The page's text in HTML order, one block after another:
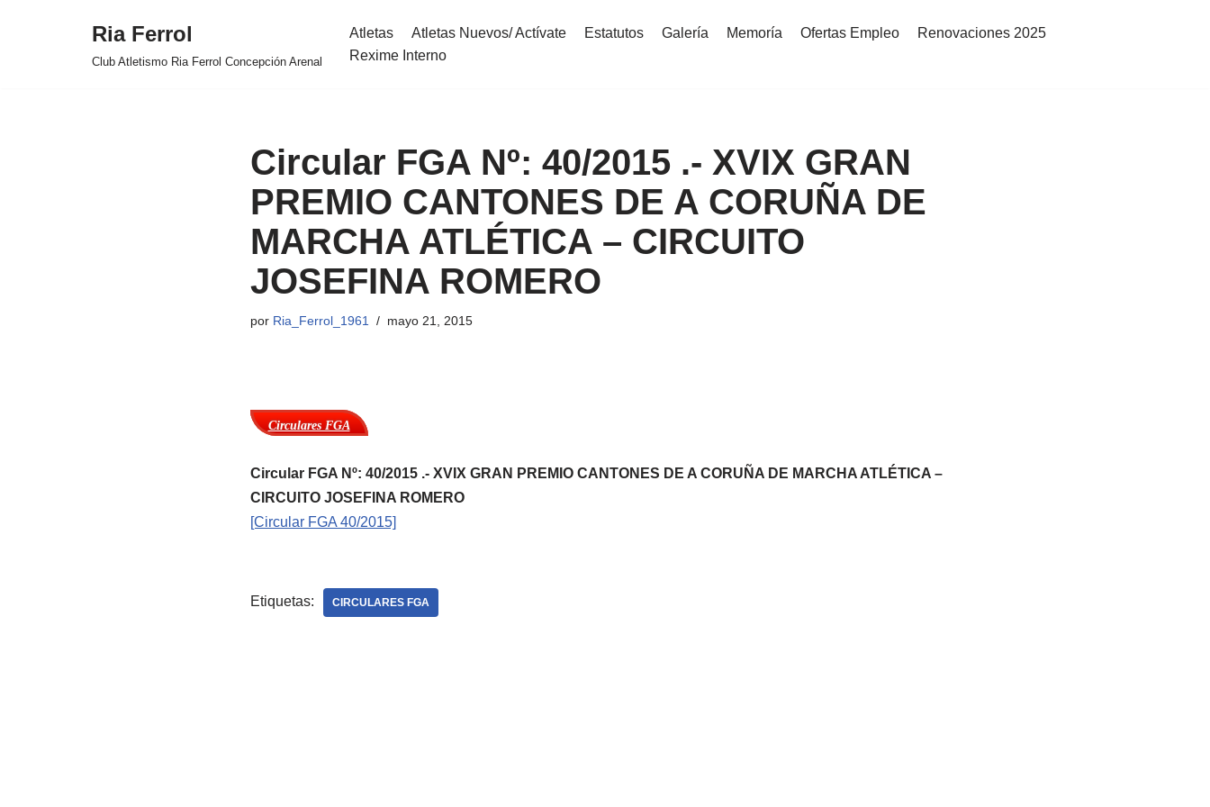
Ria Ferrol
Club Atletismo Ria Ferrol Concepción Arenal
Atletas Atletas Nuevos/ Actívate Estatutos Galería Memoría Ofertas Empleo
Renovaciones 2025
Rexime Interno
Circular FGA Nº: 40/2015 .- XVIX GRAN
PREMIO CANTONES DE A CORUÑA DE
MARCHA ATLÉTICA – CIRCUITO
JOSEFINA ROMERO
por Ria_Ferrol_1961 mayo 21, 2015
Circulares FGA
Circular FGA Nº: 40/2015 .- XVIX GRAN PREMIO CANTONES DE A CORUÑA DE MARCHA ATLÉTICA –
CIRCUITO JOSEFINA ROMERO
[Circular FGA 40/2015]
Etiquetas: CIRCULARES FGA